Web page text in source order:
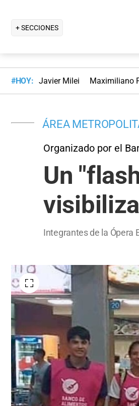
+ SECCIONES
#HOY: Javier Milei Maximiliano
ÁREA
Organizado por el
Un
Integrantes de la Ópera